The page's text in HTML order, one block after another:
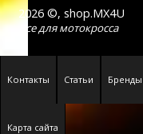
2026 ©, shop.MX4U
Все длямотокросса
Контакты Статьи Бренды
Карта сайта